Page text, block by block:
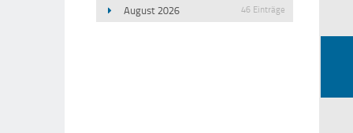
August 2026 46 Einträge